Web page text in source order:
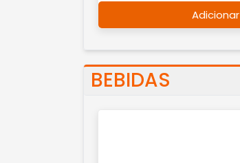
Adicionar
BEBIDAS